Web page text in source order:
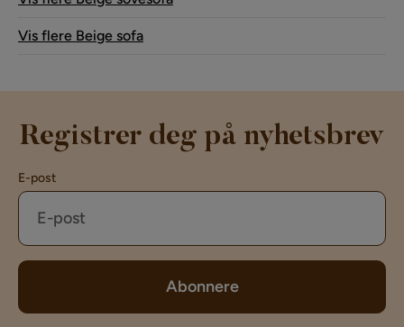
Vis flere Beige sofa
Registrer deg på nyhetsbrev
E-post
Abonnere